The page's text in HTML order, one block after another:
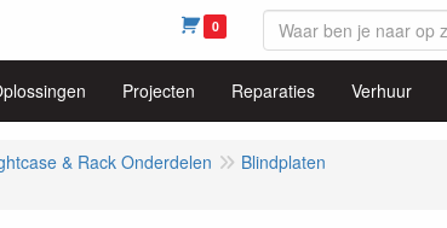
0
Projecten Reparaties Verhuur
& Rack Onderdelen
Blindplaten